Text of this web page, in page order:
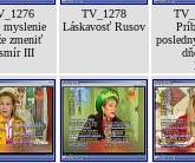
myslenie
zmeniť
III
TV_1278
Láskavosť Rusov